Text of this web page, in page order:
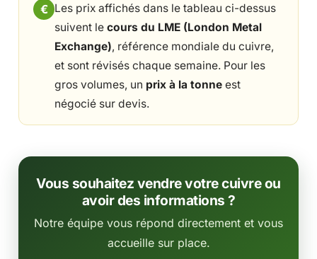
Les prix affichés dans le tableau ci-dessus
suivent le cours du LME (London Metal
Exchange), référence mondiale du cuivre,
et sont révisés chaque semaine. Pour les
gros volumes, un prix à la tonne est
négocié sur devis.
Vous souhaitez vendre votre cuivre ou
avoir des informations ?
Notre équipe vous répond directement et vous
accueille sur place.